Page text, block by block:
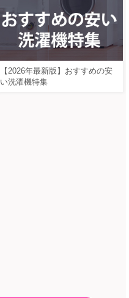
【2026年最新版】おすすめの安
い洗濯機特集